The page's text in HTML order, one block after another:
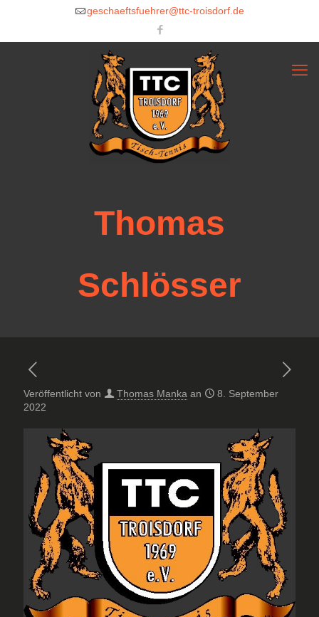
geschaeftsfuehrer@ttc-troisdorf.de
Thomas
Schlösser
Veröffentlicht von Thomas Manka an
8. September
2022